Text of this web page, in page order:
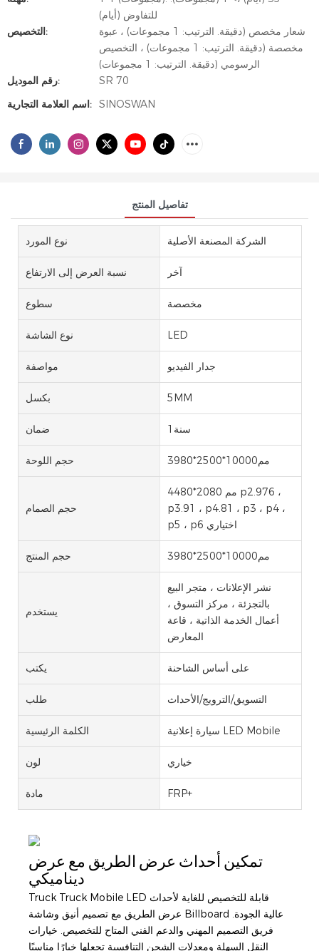
للتفاوض (أيام)
التخصيص:
شعار مخصص (دقيقة. الترتيب: 1 مجموعات) ، عبوة
مخصصة (دقيقة. الترتيب: 1 مجموعات) ، التخصيص
الرسومي (دقيقة. الترتيب: 1 مجموعات)
رقم الموديل:
SR 70
اسم العلامة التجارية: SINOSWAN
تفاصيل المنتج
نوع المورد الشركة المصنعة الأصلية
نسبة العرض إلى الارتفاع آخر
سطوع مخصصة
نوع الشاشة LED
مواصفة جدار الفيديو
بكسل 5MM
ضمان سنة1
حجم اللوحة مم10000*2500*3980
حجم الصمام
4480*2080 مم p2.976 ،
p3.91 ، p4.81 ، p3 ، p4 ،
p5 ، p6 اختياري
حجم المنتج مم10000*2500*3980
يستخدم
نشر الإعلانات ، متجر البيع
بالتجزئة ، مركز التسوق ،
أعمال الخدمة الذاتية ، قاعة
المعارض
يكتب على أساس الشاحنة
طلب التسويق/الترويج/الأحداث
الكلمة الرئيسية سيارة إعلانية LED Mobile
لون خياري
مادة FRP+
تمكين أحداث عرض الطريق مع عرض
Truck Truck Mobile LED قابلة للتخصيص للغاية لأحداث
عرض الطريق مع تصميم أنيق وشاشة Billboard عالية الجودة.
فريق التصميم المهني والدعم الفني المتاح للتخصيص. خيارات
النقل السهلة ومعدلات الشحن التنافسية تجعلها خيارًا مناسبًا